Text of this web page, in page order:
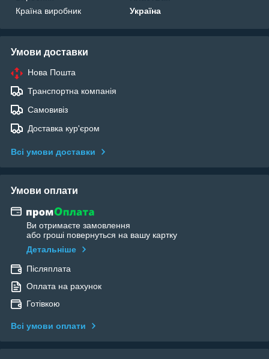
Країна виробник
Україна
Умови доставки
Нова Пошта
Транспортна компанія
Самовивіз
Доставка кур'єром
Всі умови доставки
Умови оплати
Ви отримаєте замовлення
або гроші повернуться на вашу картку
Детальніше
Післяплата
Оплата на рахунок
Готівкою
Всі умови оплати